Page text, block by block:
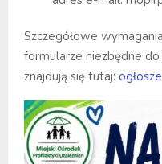
Szczegółowe
formularze niezbędne do
znajdują się tutaj: